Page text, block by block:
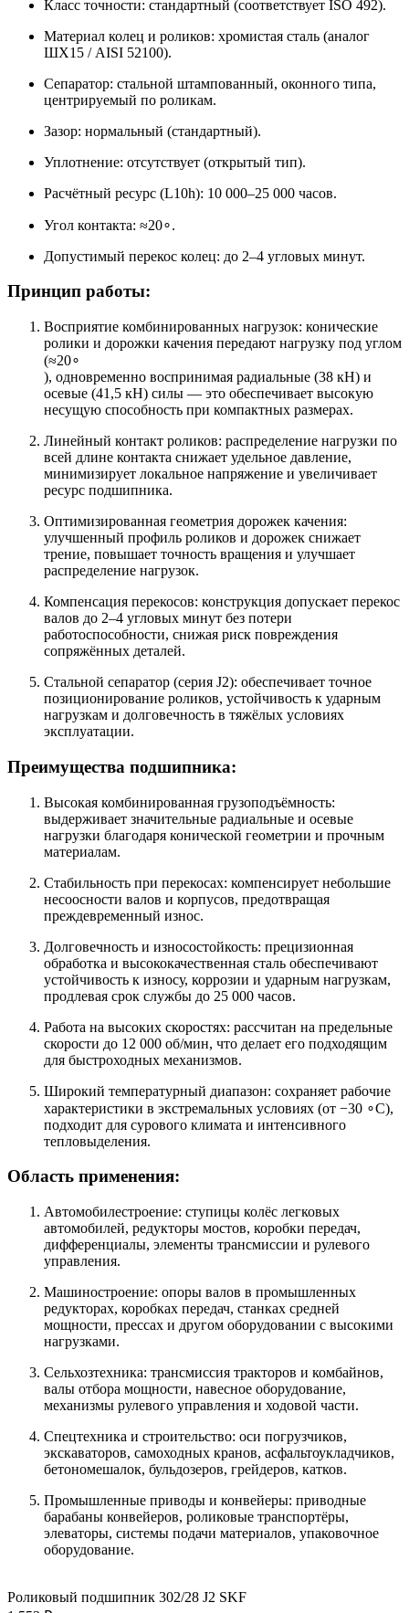
Класс точности: стандартный (соответствует ISO 492).
Материал колец и роликов: хромистая сталь (аналог
ШХ15 / AISI 52100).
Сепаратор: стальной штампованный, оконного типа,
центрируемый по роликам.
Зазор: нормальный (стандартный).
Уплотнение: отсутствует (открытый тип).
Расчётный ресурс (L10h): 10 000–25 000 часов.
Угол контакта: ≈20∘.
Допустимый перекос колец: до 2–4 угловых минут.
Принцип работы:
Восприятие комбинированных нагрузок: конические
ролики и дорожки качения передают нагрузку под углом
(≈20∘
), одновременно воспринимая радиальные (38 кН) и
осевые (41,5 кН) силы — это обеспечивает высокую
несущую способность при компактных размерах.
Линейный контакт роликов: распределение нагрузки по
всей длине контакта снижает удельное давление,
минимизирует локальное напряжение и увеличивает
ресурс подшипника.
Оптимизированная геометрия дорожек качения:
улучшенный профиль роликов и дорожек снижает
трение, повышает точность вращения и улучшает
распределение нагрузок.
Компенсация перекосов: конструкция допускает перекос
валов до 2–4 угловых минут без потери
работоспособности, снижая риск повреждения
сопряжённых деталей.
Стальной сепаратор (серия J2): обеспечивает точное
позиционирование роликов, устойчивость к ударным
нагрузкам и долговечность в тяжёлых условиях
эксплуатации.
Преимущества подшипника:
Высокая комбинированная грузоподъёмность:
выдерживает значительные радиальные и осевые
нагрузки благодаря конической геометрии и прочным
материалам.
Стабильность при перекосах: компенсирует небольшие
несоосности валов и корпусов, предотвращая
преждевременный износ.
Долговечность и износостойкость: прецизионная
обработка и высококачественная сталь обеспечивают
устойчивость к износу, коррозии и ударным нагрузкам,
продлевая срок службы до 25 000 часов.
Работа на высоких скоростях: рассчитан на предельные
скорости до 12 000 об/мин, что делает его подходящим
для быстроходных механизмов.
Широкий температурный диапазон: сохраняет рабочие
характеристики в экстремальных условиях (от −30 ∘C),
подходит для сурового климата и интенсивного
тепловыделения.
Область применения:
Автомобилестроение: ступицы колёс легковых
автомобилей, редукторы мостов, коробки передач,
дифференциалы, элементы трансмиссии и рулевого
управления.
Машиностроение: опоры валов в промышленных
редукторах, коробках передач, станках средней
мощности, прессах и другом оборудовании с высокими
нагрузками.
Сельхозтехника: трансмиссия тракторов и комбайнов,
валы отбора мощности, навесное оборудование,
механизмы рулевого управления и ходовой части.
Спецтехника и строительство: оси погрузчиков,
экскаваторов, самоходных кранов, асфальтоукладчиков,
бетономешалок, бульдозеров, грейдеров, катков.
Промышленные приводы и конвейеры: приводные
барабаны конвейеров, роликовые транспортёры,
элеваторы, системы подачи материалов, упаковочное
оборудование.
Роликовый подшипник 302/28 J2 SKF